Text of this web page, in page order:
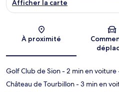
Afficher la carte
À proximité
Golf Club de Sion- 2 min en voiture
Château de Tourbillon- 3 min en